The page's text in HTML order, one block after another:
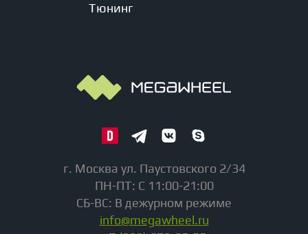
Тюнинг
г. Москва ул. Паустовского 2/34
ПН-ПТ: С 11:00-21:00
СБ-ВС: В дежурном режиме
info@megawheel.ru